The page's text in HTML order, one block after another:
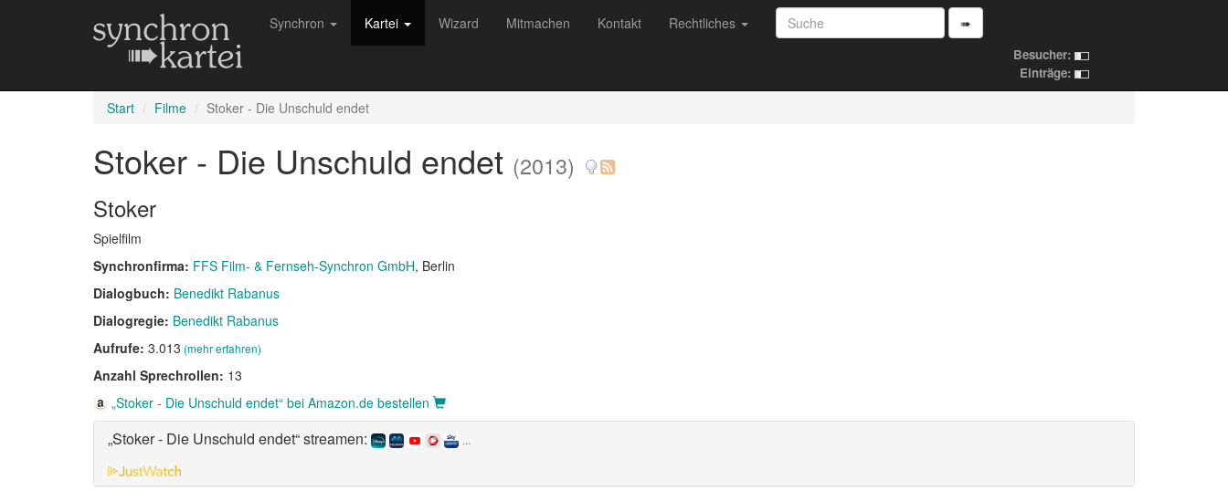
Synchron Kartei Wizard Mitmachen Kontakt Rechtliches ➠
Besucher:
Einträge:
Start Filme Stoker - Die Unschuld endet
Stoker - Die Unschuld endet (2013)
Stoker
Spielfilm
Synchronfirma: FFS Film- & Fernseh-Synchron GmbH, Berlin
Dialogbuch: Benedikt Rabanus
Dialogregie: Benedikt Rabanus
Aufrufe: 3.013 (mehr erfahren)
Anzahl Sprechrollen: 13
„Stoker - Die Unschuld endet“ bei Amazon.de bestellen
„Stoker - Die Unschuld endet“ streamen: ...